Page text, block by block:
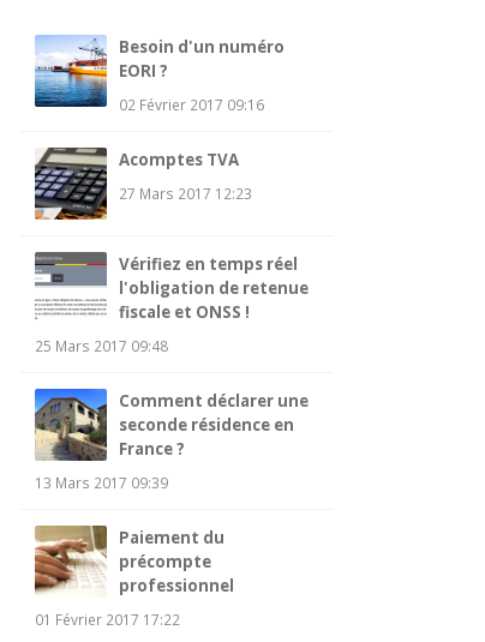
Besoin d'un numéro
EORI ?
02 Février 2017 09:16
Acomptes TVA
27 Mars 2017 12:23
Vérifiez en temps réel
l'obligation de retenue
fiscale et ONSS !
25 Mars 2017 09:48
Comment déclarer une
seconde résidence en
France ?
13 Mars 2017 09:39
Paiement du
précompte
professionnel
01 Février 2017 17:22